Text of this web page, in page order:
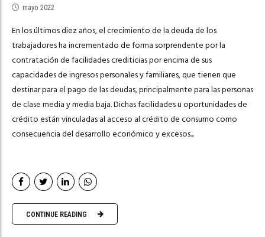
mayo 2022
En los últimos diez años, el crecimiento de la deuda de los
trabajadores ha incrementado de forma sorprendente por la
contratación de facilidades crediticias por encima de sus
capacidades de ingresos personales y familiares, que tienen que
destinar para el pago de las deudas, principalmente para las personas
de clase media y media baja. Dichas facilidades u oportunidades de
crédito están vinculadas al acceso al crédito de consumo como
consecuencia del desarrollo económico y excesos...
CONTINUE READING